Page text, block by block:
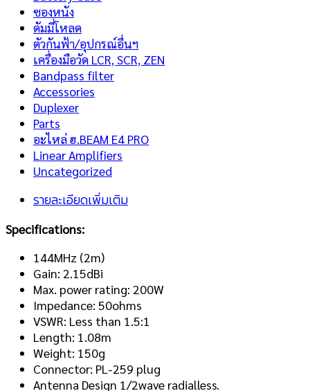
ซองหนัง
ดัมมี่โหลด
ตัวกันฟ้า/อุปกรณ์อื่นฯ
เครื่องมือวัด LCR, SCR, ZEN
Bandpass filter
Accessories
Duplexer
Parts
อะไหล่ ฮ.BEAM E4 PRO
Linear Amplifiers
Uncategorized
รายละเอียดเพิ่มเติม
Specifications:
144MHz (2m)
Gain: 2.15dBi
Max. power rating: 200W
Impedance: 50ohms
VSWR: Less than 1.5:1
Length: 1.08m
Weight: 150g
Connector: PL-259 plug
Antenna Design 1/2wave radialless.